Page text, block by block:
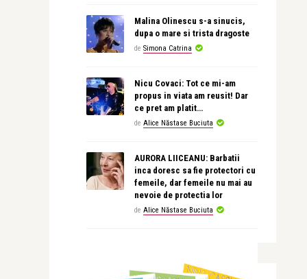
Malina Olinescu s-a sinucis,
dupa o mare si trista dragoste
de Simona Catrina
Nicu Covaci: Tot ce mi-am
propus in viata am reusit! Dar
ce pret am platit…
de Alice Năstase Buciuta
AURORA LIICEANU: Barbatii
inca doresc sa fie protectori cu
femeile, dar femeile nu mai au
nevoie de protectia lor
de Alice Năstase Buciuta